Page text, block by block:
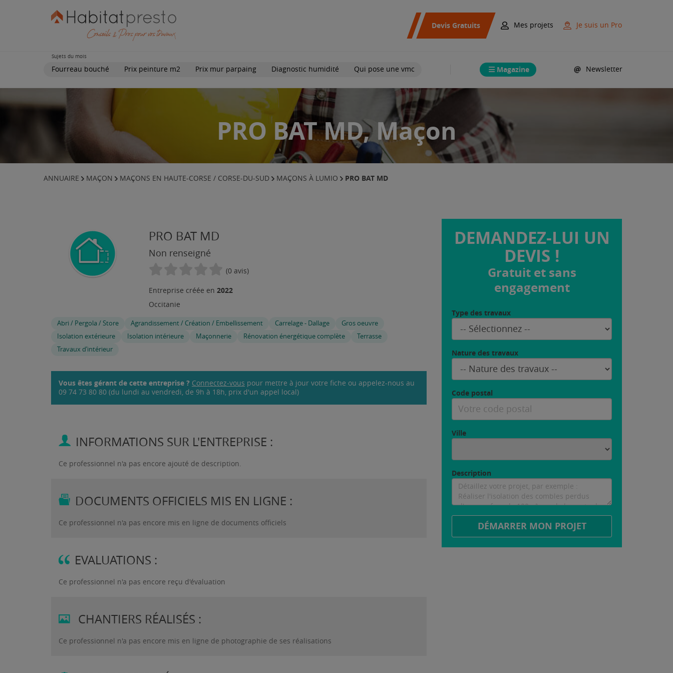
Devis Gratuits Mes projets Je suis un Pro
Sujets du mois
Fourreau bouché Prix peinture m2 Prix mur parpaing Diagnostic humidité Qui pose une vmc Magazine Newsletter
PRO BAT MD, Maçon
ANNUAIRE MAÇON MAÇONS EN HAUTE-CORSE / CORSE-DU-SUD MAÇONS À LUMIO PRO BAT MD
PRO BAT MD
Non renseigné
(0 avis)
Entreprise créée en 2022
Occitanie
Abri / Pergola / Store Agrandissement / Création / Embellissement Carrelage - Dallage
Gros oeuvre
Isolation extérieure
Isolation intérieure Maçonnerie Rénovation énergétique complète
Terrasse
Travaux d’intérieur
Vous êtes gérant de cette entreprise ? Connectez-vous pour mettre à jour votre fiche ou appelez-nous au
09 74 73 80 80 (du lundi au vendredi, de 9h à 18h, prix d'un appel local)
INFORMATIONS SUR L'ENTREPRISE :
Ce professionnel n'a pas encore ajouté de description.
DOCUMENTS OFFICIELS MIS EN LIGNE :
Ce professionnel n'a pas encore mis en ligne de documents officiels
EVALUATIONS :
Ce professionnel n'a pas encore reçu d'évaluation
CHANTIERS RÉALISÉS :
Ce professionnel n'a pas encore mis en ligne de photographie de ses réalisations
DEMANDEZ-LUI UN
DEVIS !
Gratuit et sans
engagement
Type des travaux
Nature des travaux
Code postal
Ville
Description
DÉMARRER MON PROJET